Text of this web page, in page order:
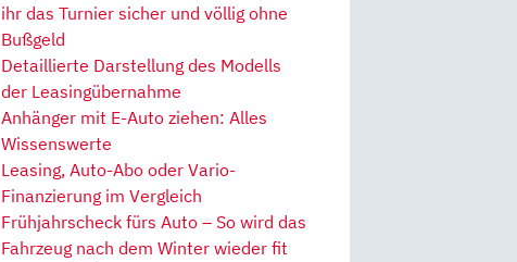
ihr das Turnier sicher und völlig ohne
Bußgeld
Detaillierte Darstellung des Modells
der Leasingübernahme
Anhänger mit E-Auto ziehen: Alles
Wissenswerte
Leasing, Auto-Abo oder Vario-
Finanzierung im Vergleich
Frühjahrscheck fürs Auto – So wird das
Fahrzeug nach dem Winter wieder fit